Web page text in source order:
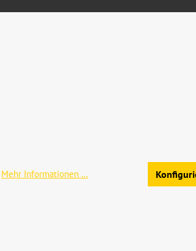
Allgemeine
Mehr Informationen ...